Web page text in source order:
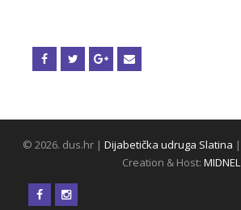
© 2026. dus.hr | Dijabetička udruga Slatina |
Creation & Host: MIDNEL